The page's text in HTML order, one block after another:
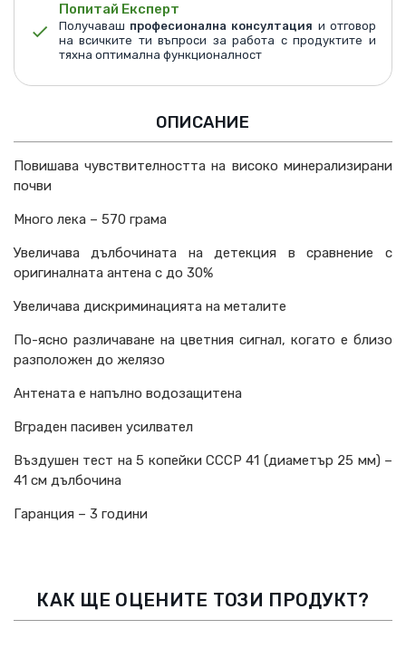
Попитай Експерт
Получаваш професионална консултация и отговор
на всичките ти въпроси за работа с продуктите и
тяхна оптимална функционалност
ОПИСАНИЕ
Повишава чувствителността на високо минерализирани
почви
Много лека – 570 грама
Увеличава дълбочината на детекция в сравнение с
оригиналната антена с до 30%
Увеличава дискриминацията на металите
По-ясно различаване на цветния сигнал, когато е близо
разположен до желязо
Антената е напълно водозащитена
Вграден пасивен усилвател
Въздушен тест на 5 копейки СССР 41 (диаметър 25 мм) –
41 см дълбочина
Гаранция – 3 години
КАК ЩЕ ОЦЕНИТЕ ТОЗИ ПРОДУКТ?